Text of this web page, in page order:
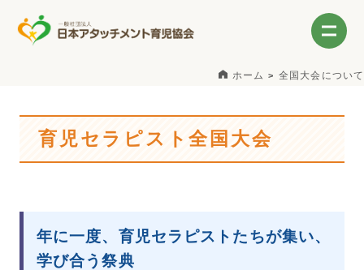
ホーム 全国大会について
育児セラピスト全国大会
年に一度、育児セラピストたちが集い、
学び合う祭典